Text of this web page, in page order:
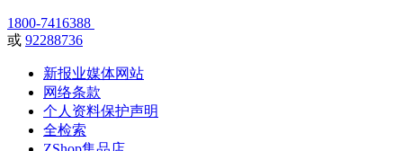
1800-7416388
或 92288736
新报业媒体网站
网络条款
个人资料保护声明
全检索